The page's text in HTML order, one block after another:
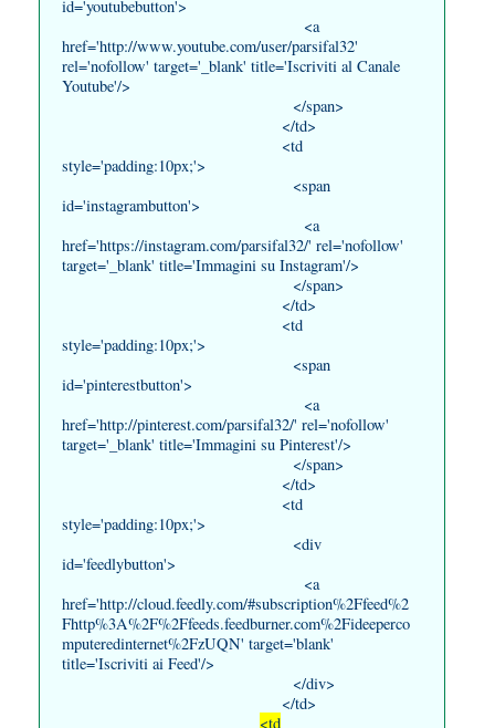
id='youtubebutton'>
<a
href='http://www.youtube.com/user/parsifal32'
rel='nofollow' target='_blank' title='Iscriviti al Canale
Youtube'/>
</span>
</td>
<td
style='padding:10px;'>
<span
id='instagrambutton'>
<a
href='https://instagram.com/parsifal32/' rel='nofollow'
target='_blank' title='Immagini su Instagram'/>
</span>
</td>
<td
style='padding:10px;'>
<span
id='pinterestbutton'>
<a
href='http://pinterest.com/parsifal32/' rel='nofollow'
target='_blank' title='Immagini su Pinterest'/>
</span>
</td>
<td
style='padding:10px;'>
<div
id='feedlybutton'>
<a
href='http://cloud.feedly.com/#subscription%2Ffeed%2
Fhttp%3A%2F%2Ffeeds.feedburner.com%2Fideeperco
mputeredinternet%2FzUQN' target='blank'
title='Iscriviti ai Feed'/>
</div>
</td>
<td